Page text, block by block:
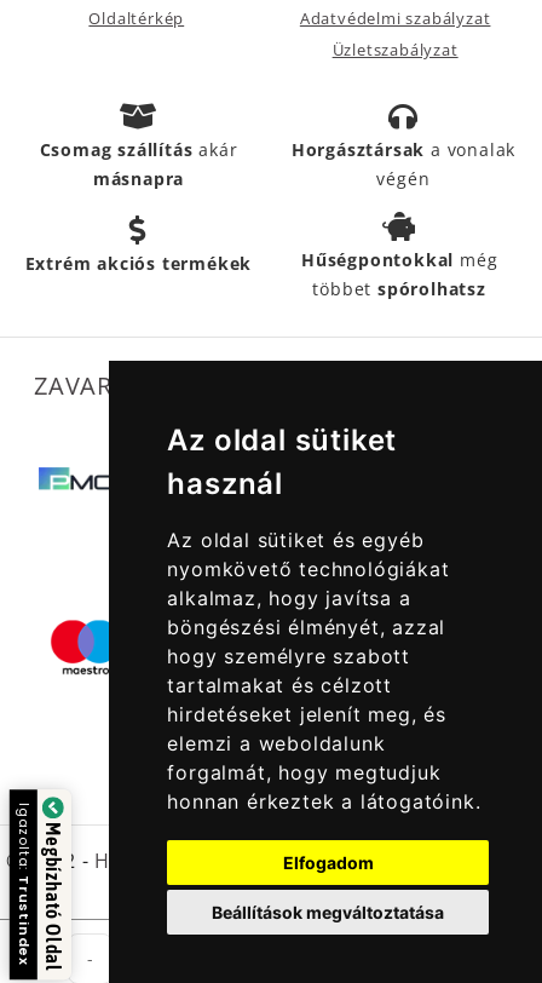
Az oldal sütiket
használ
Az oldal sütiket és egyéb
nyomkövető technológiákat
alkalmaz, hogy javítsa a
böngészési élményét, azzal
hogy személyre szabott
tartalmakat és célzott
hirdetéseket jelenít meg, és
elemzi a weboldalunk
forgalmát, hogy megtudjuk
honnan érkeztek a látogatóink.
Elfogadom
Beállítások megváltoztatása
-
Oldaltérkép
Adatvédelmi szabályzat
Üzletszabályzat
Csomag szállításakár
másnapra
Horgásztársak a vonalak
végén
Extrém akciós termékek Hűségpontokkal még
többetspórolhatsz
ZAVARTALAN MŰKÖDÉSÜNKET SEGÍTIK
© 2022 - Halcatraz Kft.
Megbízható Oldal
Igazolta:
Trustindex